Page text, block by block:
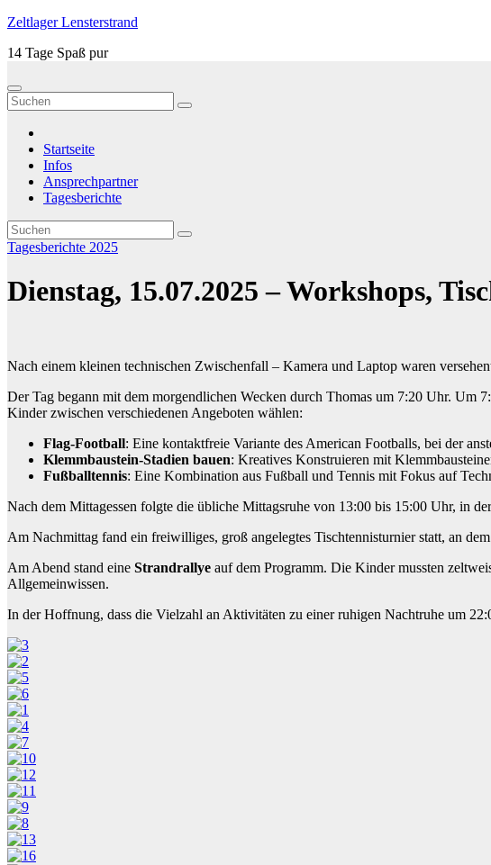
Zum
springen
Zeltlager Lensterstrand
14 Tage Spaß pur
Startseite
Infos
Ansprechpartner
Tagesberichte
Tagesberichte 2025
Dienstag, 15.07.2025 – Workshops,
Nach einem kleinen technischen Zwischenfall – Kamera und Laptop waren
Der Tag begann mit dem morgendlichen Wecken durch Thomas um 7:20 Uhr. Um
Kinder zwischen verschiedenen Angeboten wählen:
Flag-Football: Eine kontaktfreie Variante des American Footballs, bei der
Klemmbaustein-Stadien bauen: Kreatives Konstruieren mit
Fußballtennis: Eine Kombination aus Fußball und Tennis mit Fokus auf
Nach dem Mittagessen folgte die übliche Mittagsruhe von 13:00 bis 15:00 Uhr, in
Am Nachmittag fand ein freiwilliges, groß angelegtes Tischtennisturnier statt, an
Am Abend stand eine Strandrallye auf dem Programm. Die Kinder mussten
Allgemeinwissen.
In der Hoffnung, dass die Vielzahl an Aktivitäten zu einer ruhigen Nachtruhe um